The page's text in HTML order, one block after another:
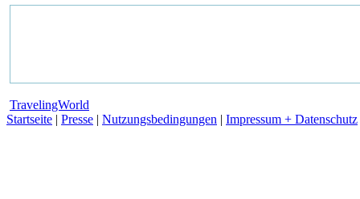
TravelingWorld
Startseite | Presse | Nutzungsbedingungen | Impressum + Datenschutz